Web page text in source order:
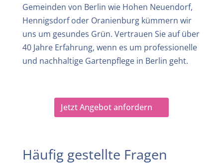
Gemeinden von Berlin wie Hohen Neuendorf,
Hennigsdorf oder Oranienburg kümmern wir
uns um gesundes Grün. Vertrauen Sie auf über
40 Jahre Erfahrung, wenn es um professionelle
und nachhaltige Gartenpflege in Berlin geht.
Jetzt Angebot anfordern
Häufig gestellte Fragen